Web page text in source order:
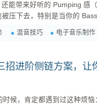
能带来好听的 Pumping 感
压下去，特别是当你的
混音技巧 电子音乐制作
招进阶侧链方案，让
候，肯定都遇到过这种烦恼